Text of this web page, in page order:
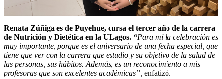
Renata Zúñiga es de Puyehue, cursa el tercer año de la carrera
de Nutrición y Dietética en la ULagos. “Para mí la celebración es
muy importante, porque es el aniversario de una fecha especial, que
tiene que ver con la carrera que estudio y su objetivo de la salud de
las personas, sus hábitos. Además, es un reconocimiento a mis
profesoras que son excelentes académicas”, enfatizó.